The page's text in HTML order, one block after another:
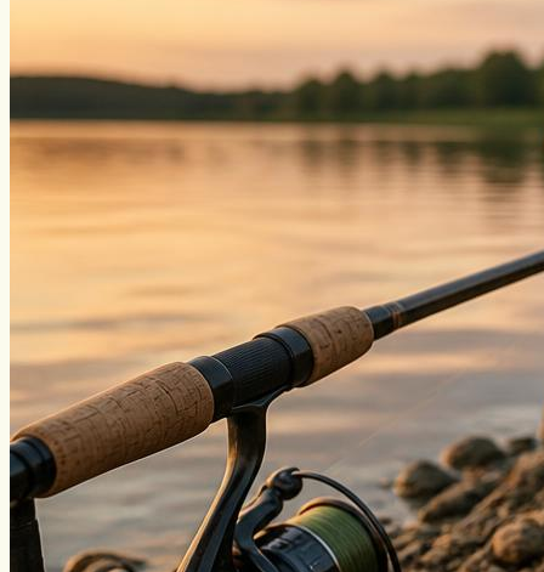
Нахлыст
Снаряжение
Эхолоты
Лодки и моторы
Узлы
Рецепты
Разное
Меню